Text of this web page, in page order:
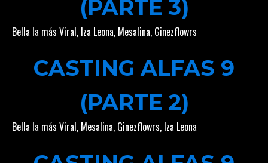
(PARTE 3)
Bella la más Viral, Iza Leona, Mesalina, Ginezflowrs
CASTING ALFAS 9
(PARTE 2)
Bella la más Viral, Mesalina, Ginezflowrs, Iza Leona